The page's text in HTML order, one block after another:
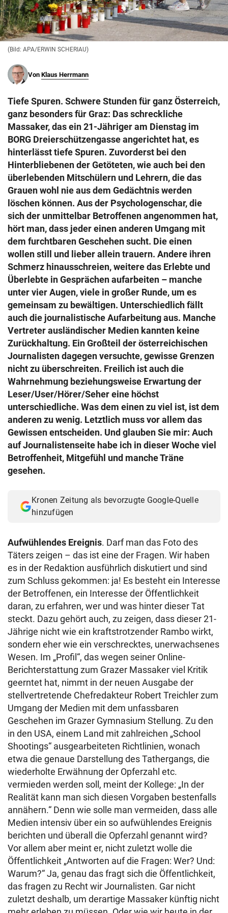
© Krone Multimedia GmbH & Co KG 2026
Muthgasse 2, 1190 Wien
(Bild: APA/ERWIN SCHERIAU)
Von Klaus Herrmann
Tiefe Spuren. Schwere Stunden für ganz Österreich,
ganz besonders für Graz: Das schreckliche
Massaker, das ein 21-Jähriger am Dienstag im
BORG Dreierschützengasse angerichtet hat, es
hinterlässt tiefe Spuren. Zuvorderst bei den
Hinterbliebenen der Getöteten, wie auch bei den
überlebenden Mitschülern und Lehrern, die das
Grauen wohl nie aus dem Gedächtnis werden
löschen können. Aus der Psychologenschar, die
sich der unmittelbar Betroffenen angenommen hat,
hört man, dass jeder einen anderen Umgang mit
dem furchtbaren Geschehen sucht. Die einen
wollen still und lieber allein trauern. Andere ihren
Schmerz hinausschreien, weitere das Erlebte und
Überlebte in Gesprächen aufarbeiten – manche
unter vier Augen, viele in großer Runde, um es
gemeinsam zu bewältigen. Unterschiedlich fällt
auch die journalistische Aufarbeitung aus. Manche
Vertreter ausländischer Medien kannten keine
Zurückhaltung. Ein Großteil der österreichischen
Journalisten dagegen versuchte, gewisse Grenzen
nicht zu überschreiten. Freilich ist auch die
Wahrnehmung beziehungsweise Erwartung der
Leser/User/Hörer/Seher eine höchst
unterschiedliche. Was dem einen zu viel ist, ist dem
anderen zu wenig. Letztlich muss vor allem das
Gewissen entscheiden. Und glauben Sie mir: Auch
auf Journalistenseite habe ich in dieser Woche viel
Betroffenheit, Mitgefühl und manche Träne
gesehen.
Kronen Zeitung als bevorzugte Google-Quelle
hinzufügen
Aufwühlendes Ereignis. Darf man das Foto des
Täters zeigen – das ist eine der Fragen. Wir haben
es in der Redaktion ausführlich diskutiert und sind
zum Schluss gekommen: ja! Es besteht ein Interesse
der Betroffenen, ein Interesse der Öffentlichkeit
daran, zu erfahren, wer und was hinter dieser Tat
steckt. Dazu gehört auch, zu zeigen, dass dieser 21-
Jährige nicht wie ein kraftstrotzender Rambo wirkt,
sondern eher wie ein verschrecktes, unerwachsenes
Wesen. Im „Profil“, das wegen seiner Online-
Berichterstattung zum Grazer Massaker viel Kritik
geerntet hat, nimmt in der neuen Ausgabe der
stellvertretende Chefredakteur Robert Treichler zum
Umgang der Medien mit dem unfassbaren
Geschehen im Grazer Gymnasium Stellung. Zu den
in den USA, einem Land mit zahlreichen „School
Shootings“ ausgearbeiteten Richtlinien, wonach
etwa die genaue Darstellung des Tathergangs, die
wiederholte Erwähnung der Opferzahl etc.
vermieden werden soll, meint der Kollege: „In der
Realität kann man sich diesen Vorgaben bestenfalls
annähern.“ Denn wie solle man vermeiden, dass alle
Medien intensiv über ein so aufwühlendes Ereignis
berichten und überall die Opferzahl genannt wird?
Vor allem aber meint er, nicht zuletzt wolle die
Öffentlichkeit „Antworten auf die Fragen: Wer? Und:
Warum?“ Ja, genau das fragt sich die Öffentlichkeit,
das fragen zu Recht wir Journalisten. Gar nicht
zuletzt deshalb, um derartige Massaker künftig nicht